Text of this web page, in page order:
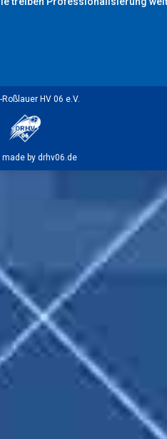
HV 06 e.V.
by drhv06.de